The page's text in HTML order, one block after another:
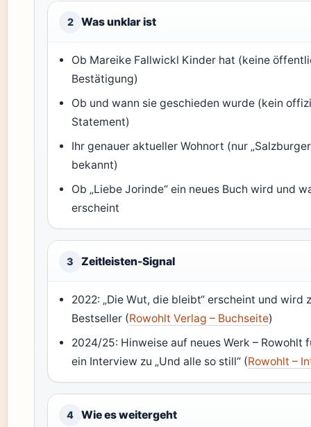
2 Was unklar ist
Ob Mareike Fallwickl Kinder hat (keine
Bestätigung)
Ob und wann sie geschieden wurde (kein
Statement)
Ihr genauer aktueller Wohnort (nur
bekannt)
Ob „Liebe Jorinde“ ein neues Buch wird und
erscheint
3 Zeitleisten-Signal
2022: „Die Wut, die bleibt“ erscheint und wird
Bestseller (Rowohlt Verlag – Buchseite)
2024/25: Hinweise auf neues Werk – Rowohlt
ein Interview zu „Und alle so still“ (Rowohlt –
4 Wie es weitergeht